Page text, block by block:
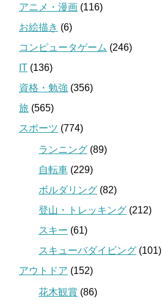
アニメ・漫画 (116)
お絵描き (6)
コンピュータゲーム (246)
IT (136)
資格・勉強 (356)
旅 (565)
スポーツ (774)
ランニング (89)
自転車 (229)
ボルダリング (82)
登山・トレッキング (212)
スキー (61)
スキューバダイビング (101)
アウトドア (152)
花木観賞 (86)